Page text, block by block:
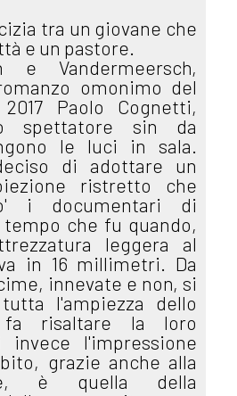
tra un giovane che
e un pastore.
e Vandermeersch,
omonimo del
Paolo Cognetti,
spettatore sin da
le luci in sala.
di adottare un
ristretto che
i documentari di
che fu quando,
leggera al
in 16 millimetri. Da
innevate e non, si
l'ampiezza dello
fa risaltare la loro
invece l'impressione
grazie anche alla
è quella della